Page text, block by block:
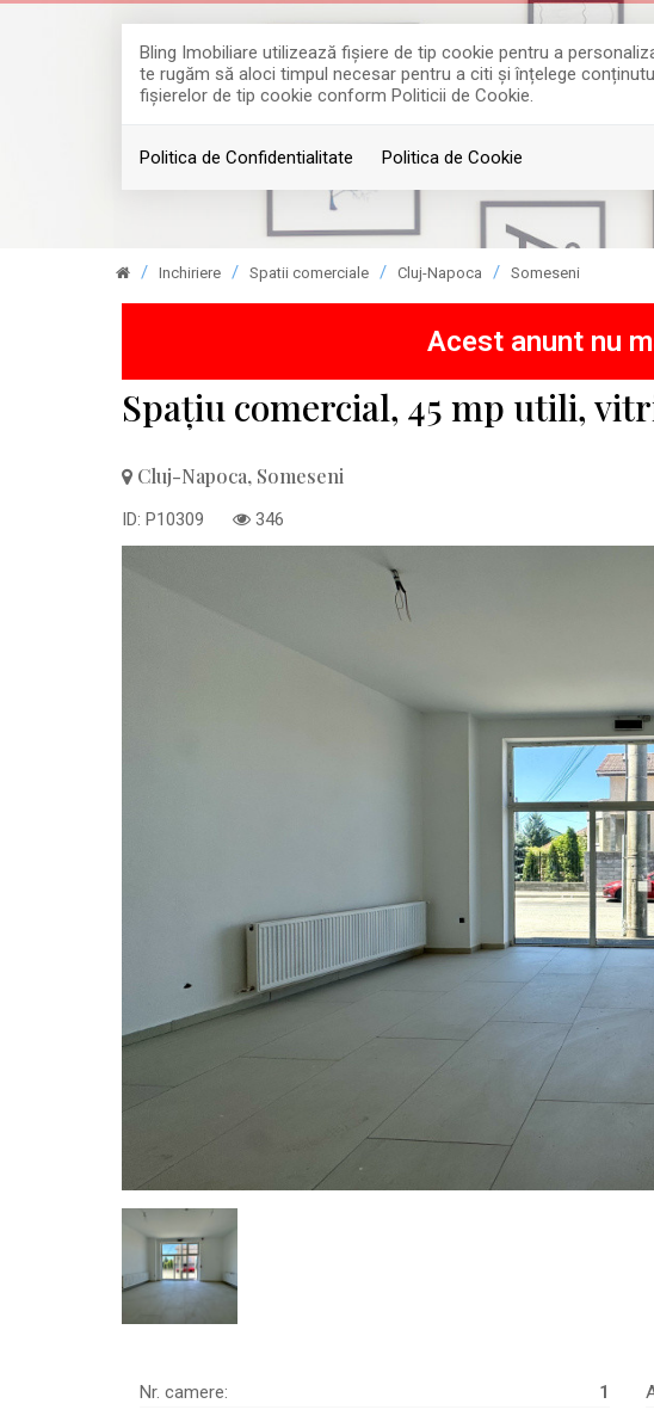
Bling Imobiliare utilizează fişiere de tip cookie pentru a
te rugăm să aloci timpul necesar pentru a citi și înțelege
fişierelor de tip cookie conform Politicii de Cookie.
Politica de Confidentialitate Politica de Cookie
Inchiriere Spatii comerciale Cluj-Napoca Someseni
Acest anunt nu
Spațiu comercial, 45 mp utili,
Cluj-Napoca, Someseni
ID: P10309 346
Nr. camere:
1